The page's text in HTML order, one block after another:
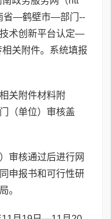
省—鹤壁市—部门--
术创新平台认定—
关附件。系统填报
关附件材料附
（单位）审核盖
核通过后进行网
申报书和可行性研
。